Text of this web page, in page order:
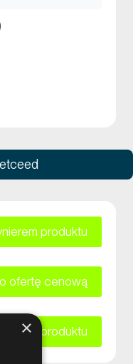
produktu
ofertę cenową
produktu
×